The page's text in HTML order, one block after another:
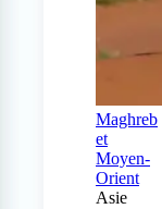
Maghreb
et
Moyen-
Orient
Asie